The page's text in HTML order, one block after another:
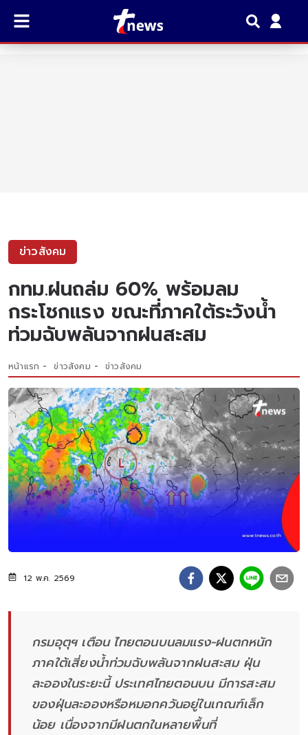
ข่าวสังคม
กทม.ฝนถล่ม 60% พร้อมลม
กระโชกแรง ขณะที่ภาคใต้ระวังน้ำ
ท่วมฉับพลันจากฝนสะสม
หน้าแรก ข่าวสังคม ข่าวสังคม
12 พ.ค. 2569
กรมอุตุฯ เตือน ไทยตอนบนลมแรง-ฝนตกหนัก
ภาคใต้เสี่ยงน้ำท่วมฉับพลันจากฝนสะสม ฝุ่น
ละอองในระยะนี้ ประเทศไทยตอนบน มีการสะสม
ของฝุ่นละอองหรือหมอกควันอยู่ในเกณฑ์เล็ก
น้อย เนื่องจากมีฝนตกในหลายพื้นที่